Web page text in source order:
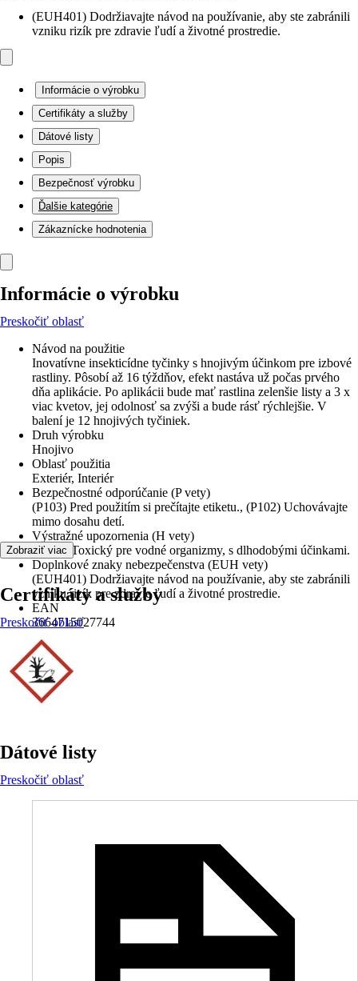
(EUH401) Dodržiavajte návod na používanie, aby ste zabránili
vzniku rizík pre zdravie ľudí a životné prostredie.
Informácie o výrobku
Certifikáty a služby
Dátové listy
Popis
Bezpečnosť výrobku
Ďalšie kategórie
Zákaznícke hodnotenia
Informácie o výrobku
Preskočiť oblasť
Návod na použitie
Inovatívne insekticídne tyčinky s hnojivým účinkom pre izbové
rastliny. Pôsobí až 16 týždňov, efekt nastáva už počas prvého
dňa aplikácie. Po aplikácii bude mať rastlina zelenšie listy a 3 x
viac kvetov, jej odolnosť sa zvýši a bude rásť rýchlejšie. V
balení je 12 hnojivých tyčiniek.
Druh výrobku
Hnojivo
Oblasť použitia
Exteriér, Interiér
Bezpečnostné odporúčanie (P vety)
(P103) Pred použitím si prečítajte etiketu., (P102) Uchovávajte
mimo dosahu detí.
Výstražné upozornenia (H vety)
(H411) Toxický pre vodné organizmy, s dlhodobými účinkami.
Doplnkové znaky nebezpečenstva (EUH vety)
(EUH401) Dodržiavajte návod na používanie, aby ste zabránili
vzniku rizík pre zdravie ľudí a životné prostredie.
EAN
3664715027744
Zobraziť viac
Certifikáty a služby
Preskočiť oblasť
Dátové listy
Preskočiť oblasť